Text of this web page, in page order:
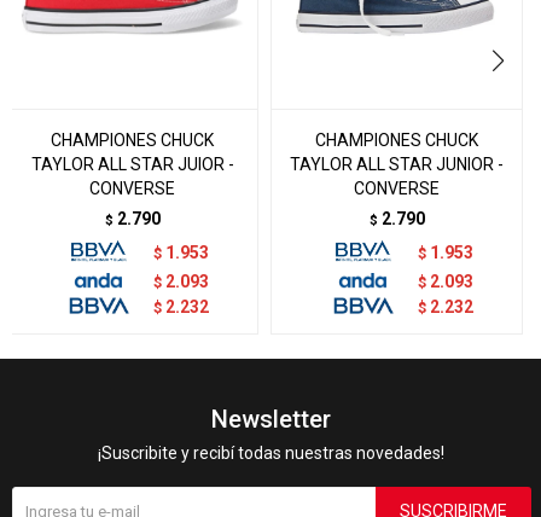
CHAMPIONES CHUCK
TAYLOR ALL STAR JUIOR -
CONVERSE
$ 2.790
$ 1.953
$ 2.093
$ 2.232
CHAMPIONES CHUCK
TAYLOR ALL STAR JUNIOR -
CONVERSE
$ 2.790
$ 1.953
$ 2.093
$ 2.232
Newsletter
¡Suscribite y recibí todas nuestras novedades!
SUSCRIBIRME